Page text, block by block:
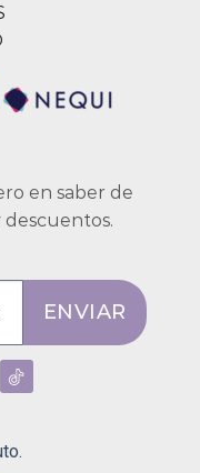
en saber de
descuentos.
ENVIAR